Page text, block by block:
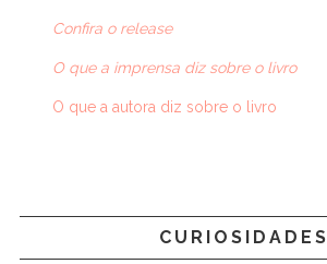
Confira o release
O que a imprensa diz sobre o livro
O que a autora diz sobre o livro
CURIOSIDADES